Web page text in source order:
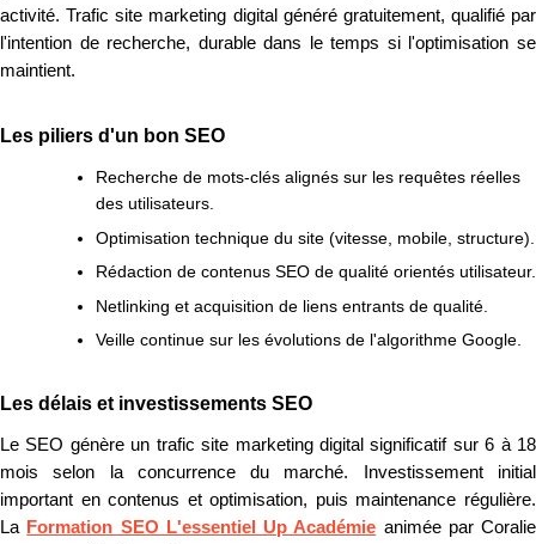
activité. Trafic site marketing digital généré gratuitement, qualifié par
l'intention de recherche, durable dans le temps si l'optimisation se
maintient.
Les piliers d'un bon SEO
Recherche de mots-clés alignés sur les requêtes réelles
des utilisateurs.
Optimisation technique du site (vitesse, mobile, structure).
Rédaction de contenus SEO de qualité orientés utilisateur.
Netlinking et acquisition de liens entrants de qualité.
Veille continue sur les évolutions de l'algorithme Google.
Les délais et investissements SEO
Le SEO génère un trafic site marketing digital significatif sur 6 à 18
mois selon la concurrence du marché. Investissement initial
important en contenus et optimisation, puis maintenance régulière.
La Formation SEO L'essentiel Up Académie animée par Coralie